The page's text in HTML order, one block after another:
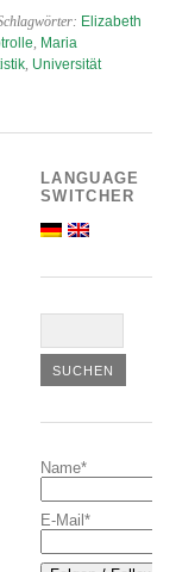
Elizabeth
, Maria
, Universität
LANGUAGE
SWITCHER
Name*
E-Mail*